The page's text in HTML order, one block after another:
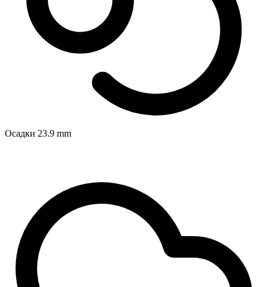
Осадки 23.9 mm